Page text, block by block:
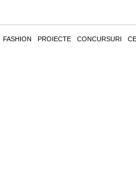
FASHION PROIECTE CONCURSURI